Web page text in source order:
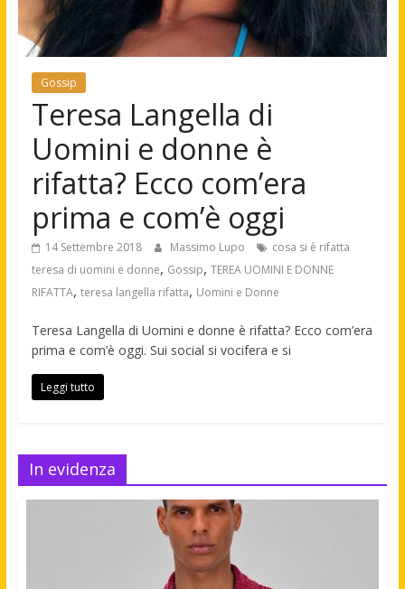
Gossip
Teresa Langella di
Uomini e donne è
rifatta? Ecco com’era
prima e com’è oggi
14 Settembre 2018 Massimo Lupo
cosa si è rifatta
teresa di uomini e donne, Gossip, TEREA UOMINI E DONNE
RIFATTA, teresa langella rifatta, Uomini e Donne
Teresa Langella di Uomini e donne è rifatta? Ecco com’era
prima e com’è oggi. Sui social si vocifera e si
Leggi tutto
In evidenza